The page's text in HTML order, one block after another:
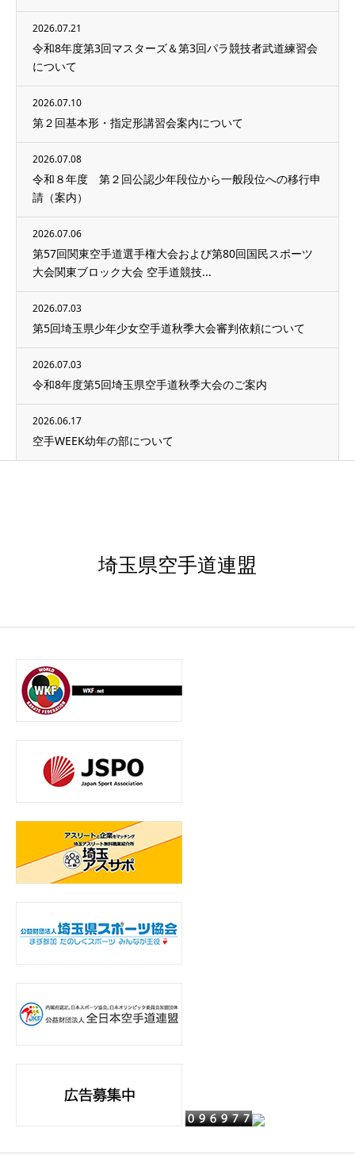
2026.07.21
令和8年度第3回マスターズ＆第3回パラ競技者武道練習会
について
2026.07.10
第２回基本形・指定形講習会案内について
2026.07.08
令和８年度 第２回公認少年段位から一般段位への移行申
請（案内）
2026.07.06
第57回関東空手道選手権大会および第80回国民スポーツ
大会関東ブロック大会 空手道競技...
2026.07.03
第5回埼玉県少年少女空手道秋季大会審判依頼について
2026.07.03
令和8年度第5回埼玉県空手道秋季大会のご案内
2026.06.17
空手WEEK幼年の部について
埼玉県空手道連盟